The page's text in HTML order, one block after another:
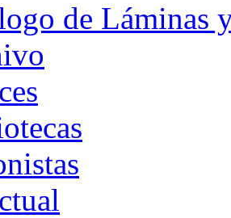
de Láminas